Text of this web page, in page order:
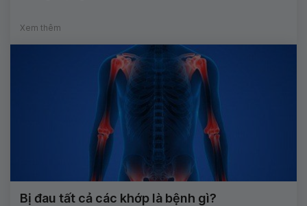
Xem thêm
Bị đau tất cả các khớp là bệnh gì?